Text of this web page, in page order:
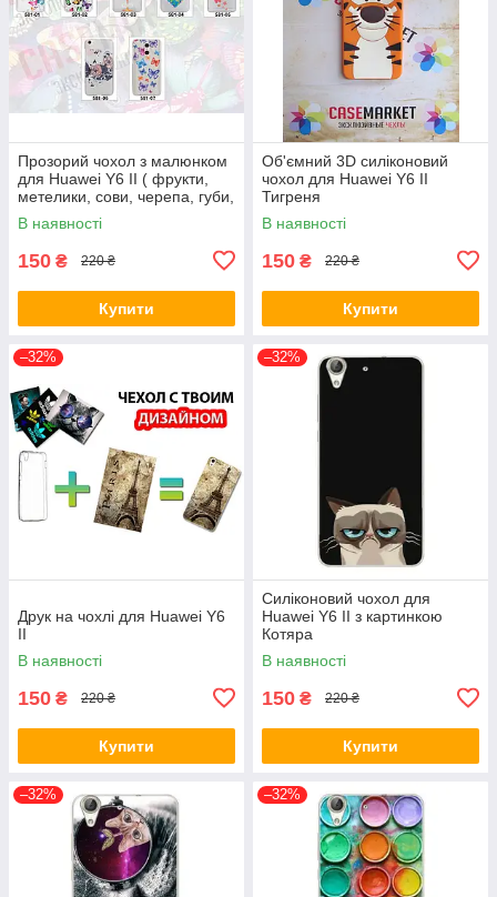
Прозорий чохол з малюнком
для Huawei Y6 II ( фрукти,
метелики, сови, черепа, губи,
тварини )
В наявності
150 ₴ 220 ₴
Купити
Об'ємний 3D силіконовий
чохол для Huawei Y6 II
Тигреня
В наявності
150 ₴ 220 ₴
Купити
–32%
Друк на чохлі для Huawei Y6
II
В наявності
150 ₴ 220 ₴
Купити
–32%
Силіконовий чохол для
Huawei Y6 II з картинкою
Котяра
В наявності
150 ₴ 220 ₴
Купити
–32% –32%